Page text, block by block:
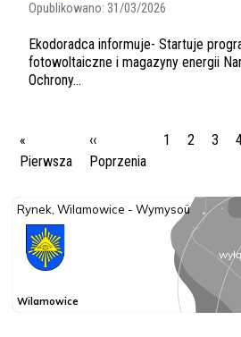
Opublikowano: 31/03/2026
Ekodoradca informuje- Startuje
fotowoltaiczne i magazyny energii
Ochrony...
Stronicowanie
«
PierwszaPierwsza strona
‹‹
PoprzeniaPoprzednia strona
1 2 3